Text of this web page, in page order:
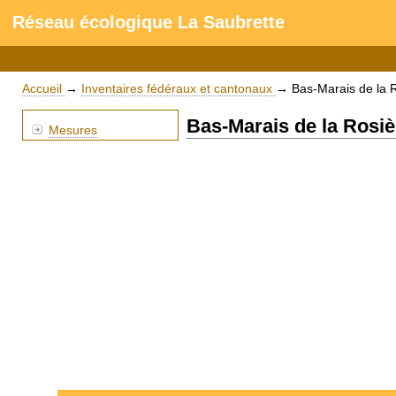
Réseau écologique La Saubrette
Accueil → Inventaires fédéraux et cantonaux → Bas-Marais de la
Mesures Bas-Marais de la